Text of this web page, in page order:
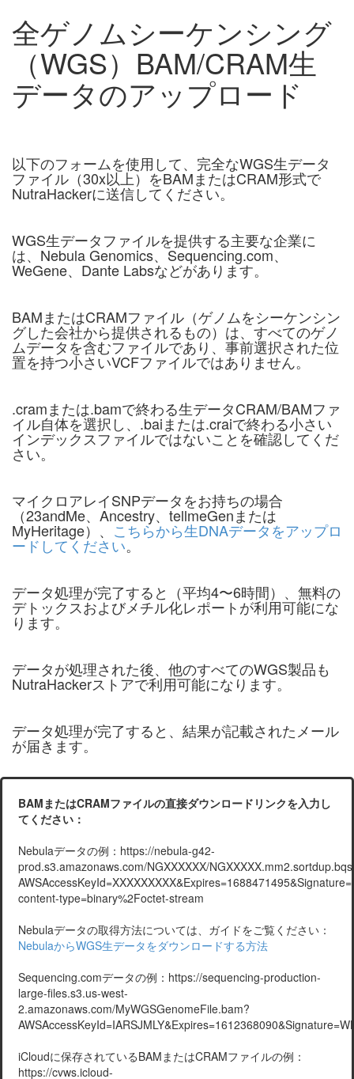
全ゲノムシーケンシング
（WGS）BAM/CRAM生
データのアップロード
以下のフォームを使用して、完全なWGS生データ
ファイル（30x以上）をBAMまたはCRAM形式で
NutraHackerに送信してください。
WGS生データファイルを提供する主要な企業に
は、Nebula Genomics、Sequencing.com、
WeGene、Dante Labsなどがあります。
BAMまたはCRAMファイル（ゲノムをシーケンシン
グした会社から提供されるもの）は、すべてのゲノ
ムデータを含むファイルであり、事前選択された位
置を持つ小さいVCFファイルではありません。
.cramまたは.bamで終わる生データCRAM/BAMファ
イル自体を選択し、.baiまたは.craiで終わる小さい
インデックスファイルではないことを確認してくだ
さい。
マイクロアレイSNPデータをお持ちの場合
（23andMe、Ancestry、tellmeGenまたは
MyHeritage）、 こちらから生DNAデータをアップロ
ードしてください。
データ処理が完了すると（平均4〜6時間）、無料の
デトックスおよびメチル化レポートが利用可能にな
ります。
データが処理された後、他のすべてのWGS製品も
NutraHackerストアで利用可能になります。
データ処理が完了すると、結果が記載されたメール
が届きます。
BAMまたはCRAMファイルの直接ダウンロードリンクを入力し
てください：
Nebulaデータの例：https://nebula-g42-
prod.s3.amazonaws.com/NGXXXXXX/
content-type=binary%2Foctet-stream
Nebulaデータの取得方法については、ガイドをご覧ください：
NebulaからWGS生データをダウンロードする方法
Sequencing.comデータの例：https://sequencing-production-
large-files.s3.us-west-
2.amazonaws.com/MyWGSGenomeFile.bam?
iCloudに保存されているBAMまたはCRAMファイルの例：
https://cvws.icloud-